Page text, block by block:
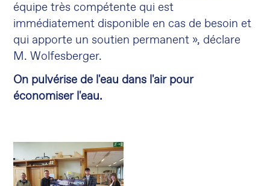
équipe très compétente qui est
immédiatement disponible en cas de besoin et
qui apporte un soutien permanent », déclare
M. Wolfesberger.
On pulvérise de l'eau dans l'air pour
économiser l'eau.